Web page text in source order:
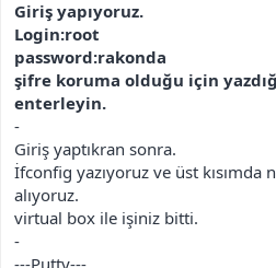
Giriş yapıyoruz.
Login:root
password:rakonda
şifre koruma olduğu için
enterleyin.
-
Giriş yaptıkran sonra.
İfconfig yazıyoruz ve üst
alıyoruz.
virtual box ile işiniz bitti.
-
---Putty---